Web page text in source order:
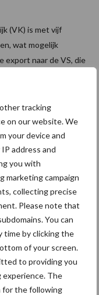
tracking
on our website. We
your device and
address and
you with
marketing campaign
collecting precise
Please note that
You can
time by clicking the
of your screen.
to providing you
experience. The
for the following
(VK) is met vijf
wat mogelijk
export naar de VS, die
waarde gegroeid.